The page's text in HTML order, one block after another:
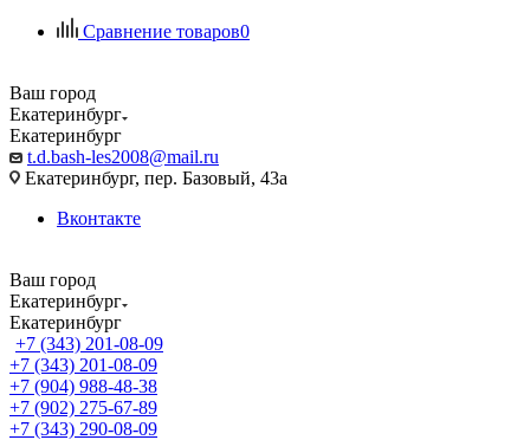
Сравнение товаров0
Ваш город
Екатеринбург
Екатеринбург
t.d.bash-les2008@mail.ru
Екатеринбург, пер. Базовый, 43а
Вконтакте
Ваш город
Екатеринбург
Екатеринбург
+7 (343) 201-08-09
+7 (343) 201-08-09
+7 (904) 988-48-38
+7 (902) 275-67-89
+7 (343) 290-08-09